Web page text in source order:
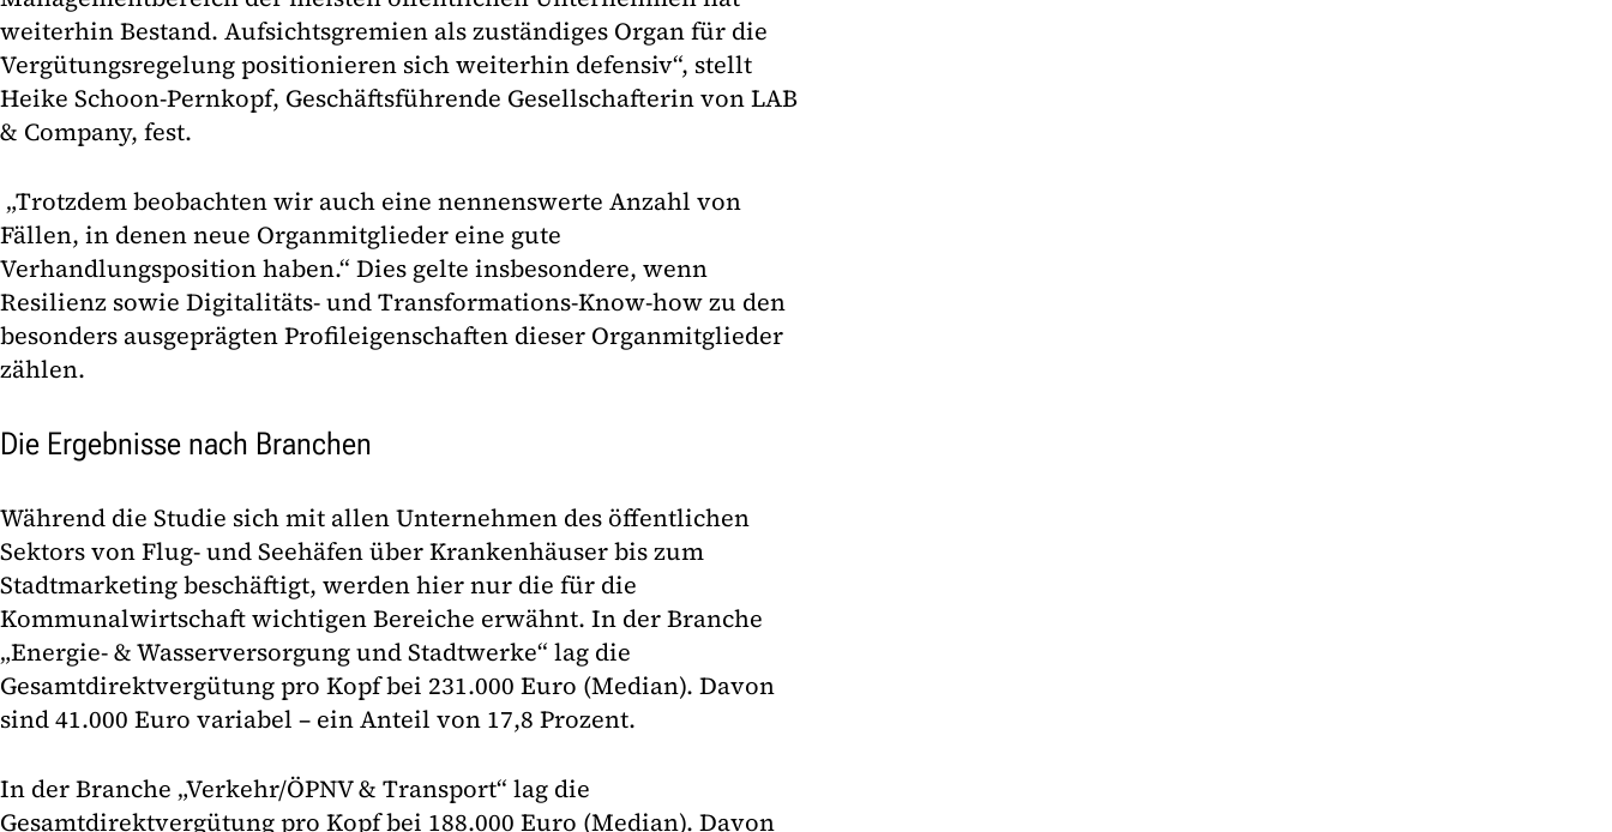
weiterhin Bestand. Aufsichtsgremien als zuständiges Organ für die
Vergütungsregelung positionieren sich weiterhin defensiv“, stellt
Heike Schoon-Pernkopf, Geschäftsführende Gesellschafterin von LAB
& Company, fest.
„Trotzdem beobachten wir auch eine nennenswerte Anzahl von
Fällen, in denen neue Organmitglieder eine gute
Verhandlungsposition haben.“ Dies gelte insbesondere, wenn
Resilienz sowie Digitalitäts- und Transformations-Know-how zu den
besonders ausgeprägten Profileigenschaften dieser Organmitglieder
zählen.
Die Ergebnisse nach Branchen
Während die Studie sich mit allen Unternehmen des öffentlichen
Sektors von Flug- und Seehäfen über Krankenhäuser bis zum
Stadtmarketing beschäftigt, werden hier nur die für die
Kommunalwirtschaft wichtigen Bereiche erwähnt. In der Branche
„Energie- & Wasserversorgung und Stadtwerke“ lag die
Gesamtdirektvergütung pro Kopf bei 231.000 Euro (Median). Davon
sind 41.000 Euro variabel – ein Anteil von 17,8 Prozent.
In der Branche „Verkehr/ÖPNV & Transport“ lag die
Gesamtdirektvergütung pro Kopf bei 188.000 Euro (Median). Davon